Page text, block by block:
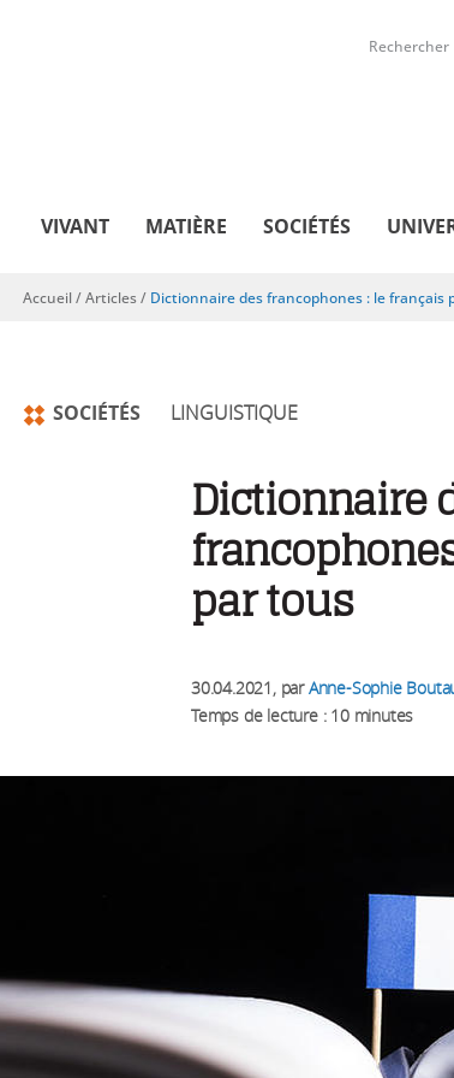
Rechercher
VIVANT MATIÈRE SOCIÉTÉS
Vous êtes ici
Accueil/Articles/ Dictionnaire des francophones : le français
SOCIÉTÉS LINGUISTIQUE
Dictionnaire
par tous
30.04.2021, parAnne-Sophie
Temps de lecture : 10 minutes